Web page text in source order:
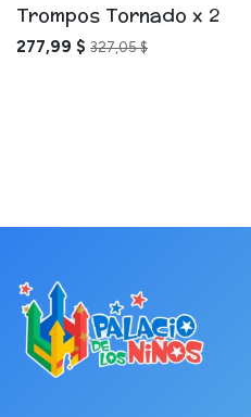
Trompos Tornado x 2
277,99 $ 327,05$